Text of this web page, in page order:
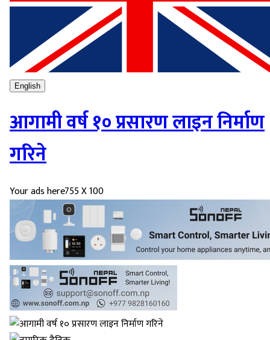
English
आगामी वर्ष १० प्रसारण लाइन निर्माण
गरिने
Your ads here755 X 100